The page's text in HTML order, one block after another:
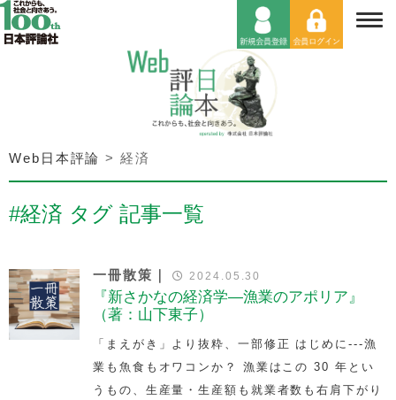
Web日本評論 >経済
#経済 タグ 記事一覧
一冊散策｜ 2024.05.30
『新さかなの経済学—漁業のアポリア』
（著：山下東子）
「まえがき」より抜粋、一部修正 はじめに---漁
業も魚食もオワコンか？ 漁業はこの 30 年とい
うもの、生産量・生産額も就業者数も右肩下がり